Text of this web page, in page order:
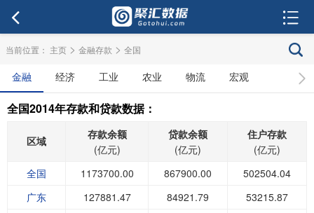
当前位置： 主页 > 金融存款 > 全国
金融 经济 工业 农业 物流 宏观
全国2014年存款和贷款数据：
区域
存款余额
(亿元)
贷款余额
(亿元)
住户存款
(亿元)
全国
1173700.00 867900.00
502504.04
广东
127881.47 84921.79
53215.87